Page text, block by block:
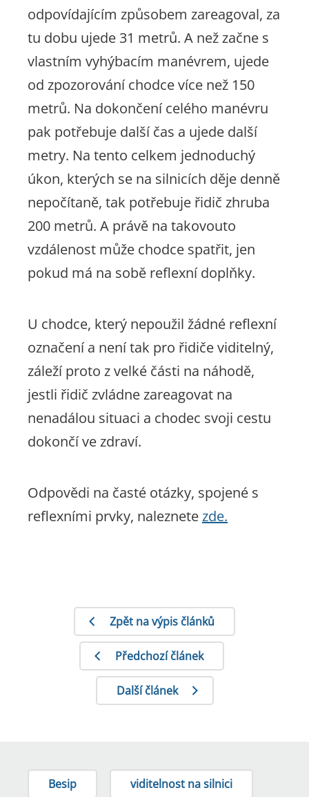
odpovídajícím způsobem zareagoval, za
tu dobu ujede 31 metrů. A než začne s
vlastním vyhýbacím manévrem, ujede
od zpozorování chodce více než 150
metrů. Na dokončení celého manévru
pak potřebuje další čas a ujede další
metry. Na tento celkem jednoduchý
úkon, kterých se na silnicích děje denně
nepočítaně, tak potřebuje řidič zhruba
200 metrů. A právě na takovouto
vzdálenost může chodce spatřit, jen
pokud má na sobě reflexní doplňky.
U chodce, který nepoužil žádné reflexní
označení a není tak pro řidiče viditelný,
záleží proto z velké části na náhodě,
jestli řidič zvládne zareagovat na
nenadálou situaci a chodec svoji cestu
dokončí ve zdraví.
Odpovědi na časté otázky, spojené s
reflexními prvky, naleznetezde.
Zpět na výpis článků
Předchozí článek
Další článek
Besip viditelnost na silnici